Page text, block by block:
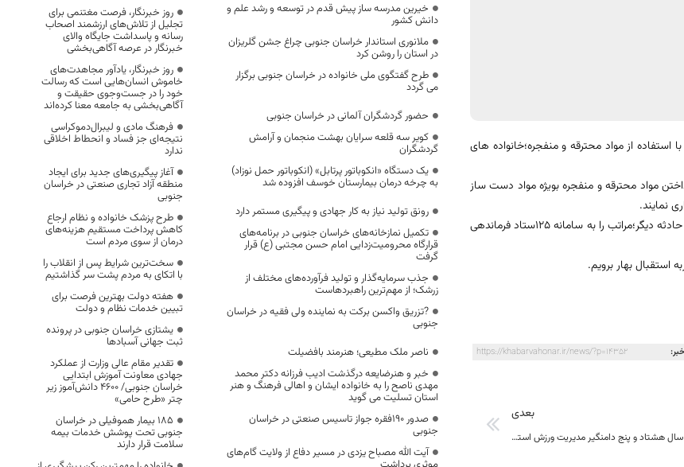
از مواد محترقه و منفجره؛خانواده های
مواد محترقه و منفجره بویژه مواد دست ساز
نمایند.
از همشهریان محترم خواهشمندم در صورت بروز آتشسوزی توام با مخاطره و یا هرگونه حادثه دیگر؛مراتب را به سامانه ۱۲۵ستاد فرماندهی
بهار برویم.
https://khabarvahonar.ir/news/?p=14352
بعدی
80 پروژه نیمه تمام از سال هشتاد و پنج دامنگیر مدیریت ورزش استان
خیرین مدرسه ساز پیش قدم در توسعه و رشد علم و
دانش کشور
ملانوری استاندار خراسان جنوبی چراغ جشن گلریزان
در استان را روشن کرد
طرح گفتگوی ملی خانواده در خراسان جنوبی برگزار
می گردد
حضور گردشگران آلمانی در خراسان جنوبی
کویر سه قلعه سرایان بهشت منجمان و آرامش
گردشگران
یک دستگاه «انکوباتور پرتابل» (انکوباتور حمل نوزاد)
به چرخه درمان بیمارستان خوسف افزوده شد
رونق تولید نیاز به کار جهادی و پیگیری مستمر دارد
تکمیل نمازخانه‌های خراسان جنوبی در برنامه‌های
قرارگاه محرومیت‌زدایی امام حسن مجتبی (ع) قرار
گرفت
جذب سرمایه‌گذار و تولید فرآورده‌های مختلف از
زرشک؛ از مهم‌ترین راهبردهاست
?تزریق واکسن برکت به نماینده ولی فقیه در خراسان
جنوبی
ناصر ملک مطیعی؛ هنرمند بافضیلت
خبر و هنرضایعه درگذشت ادیب فرزانه دکتر محمد
مهدی ناصح را به خانواده ایشان و اهالی فرهنگ و هنر
استان تسلیت می گوید
صدور 190فقره جواز تاسیس صنعتی در خراسان
جنوبی
آیت الله مصباح یزدی در مسیر دفاع از ولایت گام‌های
روز خبرنگار، فرصت مغتنمی برای
تجلیل از تلاش‌های ارزشمند اصحاب
رسانه و پاسداشت جایگاه والای
خبرنگار در عرصه آگاهی‌بخشی
روز خبرنگار، یادآور مجاهدت‌های
خاموش انسان‌هایی است که رسالت
خود را در جست‌وجوی حقیقت و
آگاهی‌بخشی به جامعه معنا کرده‌اند
فرهنگ مادی و لیبرال‌دموکراسی
نتیجه‌ای جز فساد و انحطاط اخلاقی
ندارد
آغاز پیگیری‌های جدید برای ایجاد
منطقه آزاد تجاری صنعتی در خراسان
جنوبی
طرح پزشک خانواده و نظام ارجاع
کاهش پرداخت مستقیم هزینه‌های
درمان از سوی مردم است
سخت‌ترین شرایط پس از انقلاب را
با اتکای به مردم پشت سر گذاشتیم
هفته دولت بهترین فرصت برای
تبیین خدمات نظام و دولت
یشتازی خراسان جنوبی در پرونده
ثبت جهانی آسبادها
تقدیر مقام عالی وزارت از عملکرد
جهادی معاونت آموزش ابتدایی
خراسان جنوبی/ ۴۶۰۰ دانش‌آموز زیر
چتر «طرح حامی»
۱۸۵ بیمار هموفیلی در خراسان
جنوبی تحت پوشش خدمات بیمه
سلامت قرار دارند